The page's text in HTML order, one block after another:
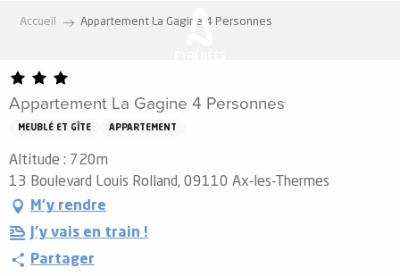
principal
Accueil Appartement La Gagine 4 Personnes
Appartement La Gagine 4 Personnes
MEUBLÉ ET GÎTE APPARTEMENT
Altitude : 720m
13 Boulevard Louis Rolland, 09110 Ax-les-Thermes
M'y rendre
J'y vais en train !
Partager